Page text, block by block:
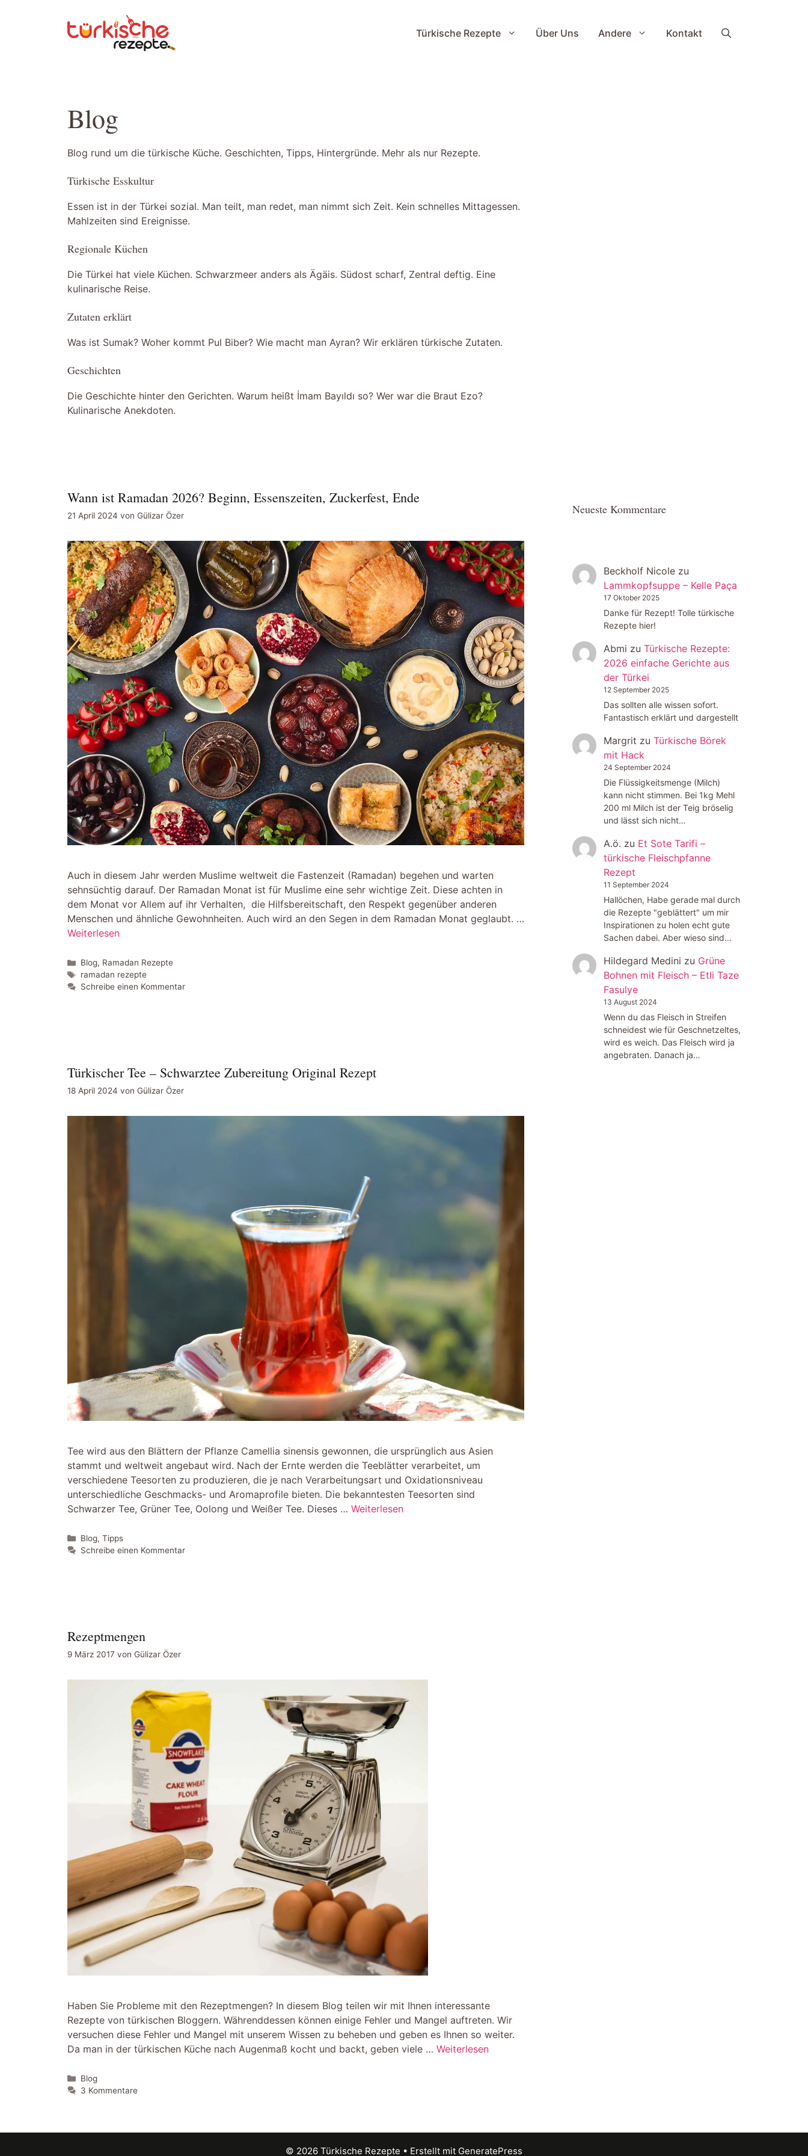
Türkische Rezepte Über Uns Andere Kontakt
Blog
Blog rund um die türkische Küche. Geschichten, Tipps, Hintergründe. Mehr als nur Rezepte.
Türkische Esskultur
Essen ist in der Türkei sozial. Man teilt, man redet, man nimmt sich Zeit. Kein schnelles Mittagessen.
Mahlzeiten sind Ereignisse.
Regionale Küchen
Die Türkei hat viele Küchen. Schwarzmeer anders als Ägäis. Südost scharf, Zentral deftig. Eine
kulinarische Reise.
Zutaten erklärt
Was ist Sumak? Woher kommt Pul Biber? Wie macht man Ayran? Wir erklären türkische Zutaten.
Geschichten
Die Geschichte hinter den Gerichten. Warum heißt İmam Bayıldı so? Wer war die Braut Ezo?
Kulinarische Anekdoten.
Wann ist Ramadan 2026? Beginn, Essenszeiten, Zuckerfest, Ende
21 April 2024 von Gülizar Özer
Auch in diesem Jahr werden Muslime weltweit die Fastenzeit (Ramadan) begehen und warten
sehnsüchtig darauf. Der Ramadan Monat ist für Muslime eine sehr wichtige Zeit. Diese achten in
dem Monat vor Allem auf ihr Verhalten, die Hilfsbereitschaft, den Respekt gegenüber anderen
Menschen und ähnliche Gewohnheiten. Auch wird an den Segen in dem Ramadan Monat geglaubt. …
Weiterlesen
Kategorien
Blog, Ramadan Rezepte
Schlagwörter
ramadan rezepte
Schreibe einen Kommentar
Türkischer Tee – Schwarztee Zubereitung Original Rezept
18 April 2024 von Gülizar Özer
Tee wird aus den Blättern der Pflanze Camellia sinensis gewonnen, die ursprünglich aus Asien
stammt und weltweit angebaut wird. Nach der Ernte werden die Teeblätter verarbeitet, um
verschiedene Teesorten zu produzieren, die je nach Verarbeitungsart und Oxidationsniveau
unterschiedliche Geschmacks- und Aromaprofile bieten. Die bekanntesten Teesorten sind
Schwarzer Tee, Grüner Tee, Oolong und Weißer Tee. Dieses … Weiterlesen
Kategorien
Blog, Tipps
Schreibe einen Kommentar
Rezeptmengen
9 März 2017 von Gülizar Özer
Haben Sie Probleme mit den Rezeptmengen? In diesem Blog teilen wir mit Ihnen interessante
Rezepte von türkischen Bloggern. Währenddessen können einige Fehler und Mangel auftreten. Wir
versuchen diese Fehler und Mangel mit unserem Wissen zu beheben und geben es Ihnen so weiter.
Da man in der türkischen Küche nach Augenmaß kocht und backt, geben viele … Weiterlesen
Kategorien
Blog
3 Kommentare
Neueste Kommentare
Beckholf Nicole zu
Lammkopfsuppe – Kelle Paça
17 Oktober 2025
Danke für Rezept! Tolle türkische
Rezepte hier!
Abmi zu Türkische Rezepte:
2026 einfache Gerichte aus
der Türkei
12 September 2025
Das sollten alle wissen sofort.
Fantastisch erklärt und dargestellt
Margrit zu Türkische Börek
mit Hack
24 September 2024
Die Flüssigkeitsmenge (Milch)
kann nicht stimmen. Bei 1kg Mehl
200 ml Milch ist der Teig bröselig
und lässt sich nicht…
A.ö. zu Et Sote Tarifi –
türkische Fleischpfanne
Rezept
11 September 2024
Hallöchen, Habe gerade mal durch
die Rezepte "geblättert" um mir
Inspirationen zu holen echt gute
Sachen dabei. Aber wieso sind…
Hildegard Medini zu Grüne
Bohnen mit Fleisch – Etli Taze
Fasulye
13 August 2024
Wenn du das Fleisch in Streifen
schneidest wie für Geschnetzeltes,
wird es weich. Das Fleisch wird ja
angebraten. Danach ja…
© 2026 Türkische Rezepte • Erstellt mit GeneratePress